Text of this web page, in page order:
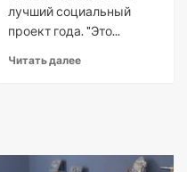
лучший социальный
проект года. "Это...
Читать далее